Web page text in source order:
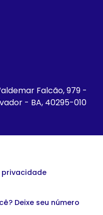
Falcão, 979 -
- BA, 40295-010
Deixe seu número